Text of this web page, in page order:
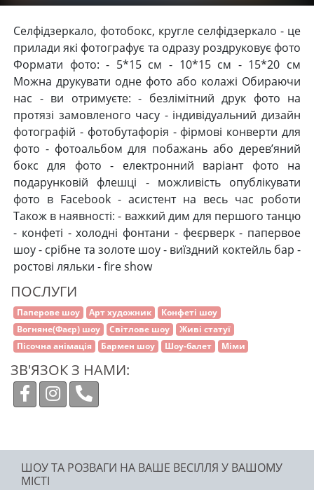
Селфідзеркало, фотобокс, кругле селфідзеркало - це
прилади які фотографує та одразу роздруковує фото
Формати фото: - 5*15 см - 10*15 см - 15*20 см
Можна друкувати одне фото або колажі Обираючи
нас - ви отримуєте: - безлімітний друк фото на
протязі замовленого часу - індивідуальний дизайн
фотографій - фотобутафорія - фірмові конверти для
фото - фотоальбом для побажань або дерев’яний
бокс для фото - електронний варіант фото на
подарунковій флешці - можливість опублікувати
фото в Facebook - асистент на весь час роботи
Також в наявності: - важкий дим для першого танцю
- конфеті - холодні фонтани - феєрверк - папервое
шоу - срібне та золоте шоу - виїздний коктейль бар -
ростові ляльки - fire show
ПОСЛУГИ
Паперове шоу Арт художник
Конфеті шоу
Вогняне(Фаєр) шоу
Світлове шоу
Живі статуї
Пісочна анімація
Бармен шоу Шоу-балет Міми
ЗВ'ЯЗОК З НАМИ:
ШОУ ТА РОЗВАГИ НА ВАШЕ ВЕСІЛЛЯ У ВАШОМУ
МІСТІ